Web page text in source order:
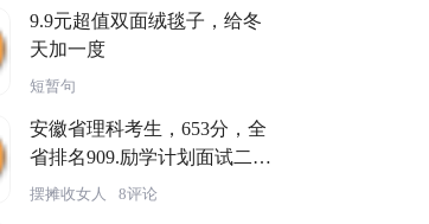
9.9元超值双面绒毯子，给冬
天加一度
短暂句
安徽省理科考生，653分，全
省排名909.励学计划面试二等
录取，
摆摊收女人 8评论